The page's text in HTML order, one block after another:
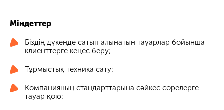
Міндеттер
Біздің дүкенде сатып алынатын тауарлар бойынша
клиенттерге кеңес беру;
Тұрмыстық техника сату;
Компанияның стандарттарына сәйкес сөрелерге
тауар қою;